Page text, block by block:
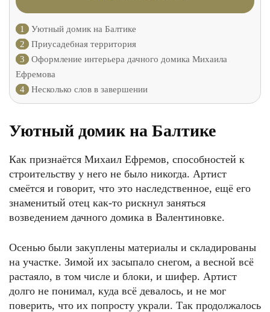
1
Уютный домик на Балтике
2
Приусадебная территория
3
Оформление интерьера дачного домика Михаила
Ефремова
4
Несколько слов в завершении
Уютный домик на Балтике
Как признаётся Михаил Ефремов, способностей к
строительству у него не было никогда. Артист
смеётся и говорит, что это наследственное, ещё его
знаменитый отец как-то рискнул заняться
возведением дачного домика в Валентиновке.
Осенью были закуплены материалы и складированы
на участке. Зимой их засыпало снегом, а весной всё
растаяло, в том числе и блоки, и шифер. Артист
долго не понимал, куда всё девалось, и не мог
поверить, что их попросту украли. Так продолжалось